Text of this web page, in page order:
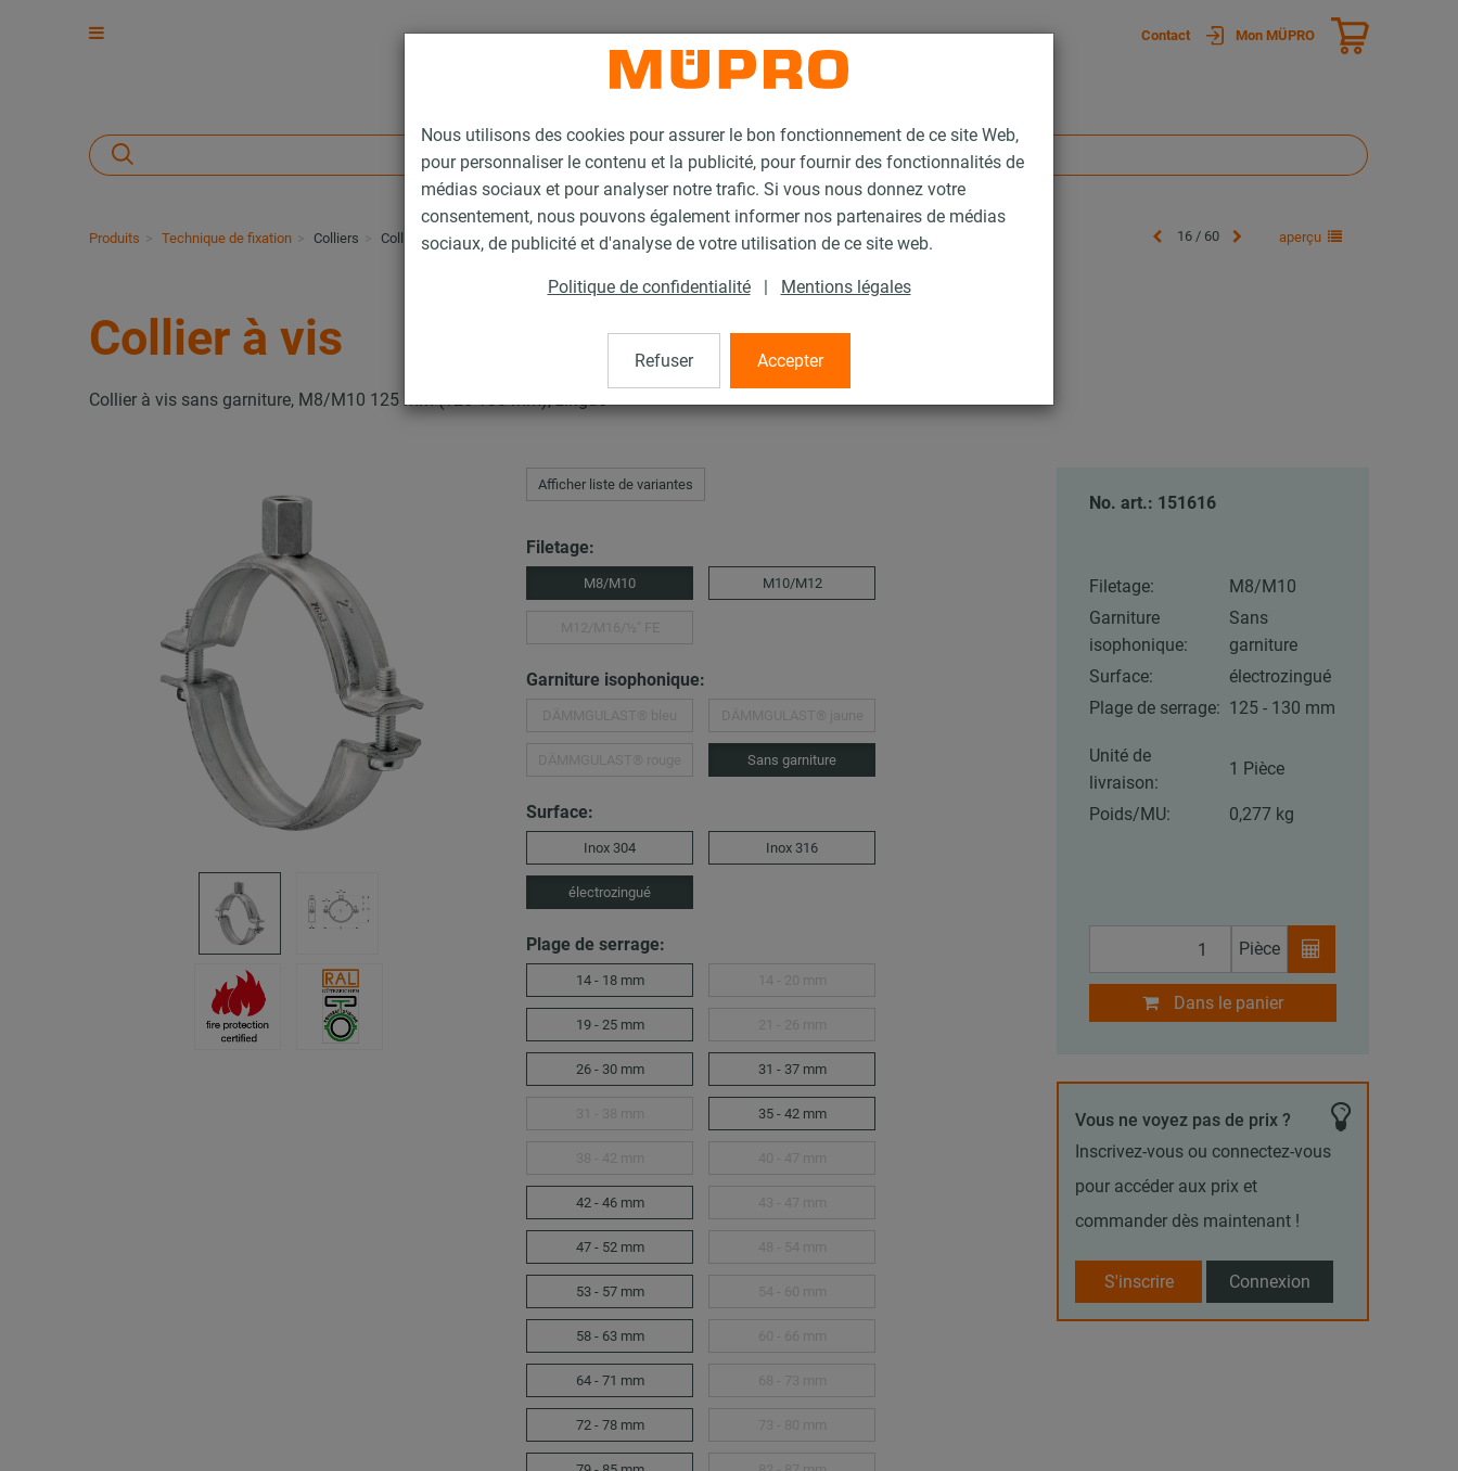
Nous utilisons des cookies pour assurer le bon fonctionnement de ce site Web,
pour personnaliser le contenu et la publicité, pour fournir des fonctionnalités de
médias sociaux et pour analyser notre trafic. Si vous nous donnez votre
consentement, nous pouvons également informer nos partenaires de médias
sociaux, de publicité et d'analyse de votre utilisation de ce site web.
Politique de confidentialité | Mentions légales
Refuser Accepter
Contact Mon MÜPRO
Produits Technique de fixation Colliers Collier à vis 16 / 60 aperçu
Collier à vis
Collier à vis sans garniture, M8/M10 125 mm (125-130 mm), zingué
Afficher liste de variantes
Filetage:
M8/M10 M10/M12
Garniture isophonique:
Sans garniture
Surface:
Inox 304 Inox 316
électrozingué
Plage de serrage:
14 - 18 mm
19 - 25 mm
26 - 30 mm 31 - 37 mm
35 - 42 mm
42 - 46 mm
47 - 52 mm
53 - 57 mm
58 - 63 mm
64 - 71 mm
72 - 78 mm
No. art.: 151616
Filetage:
M8/M10
Garniture
isophonique:
Sans
garniture
Surface:
électrozingué
Plage de serrage: 125 - 130 mm
Unité de
livraison:
1 Pièce
Poids/MU: 0,277 kg
Pièce
Dans le panier
Vous ne voyez pas de prix ?
Inscrivez-vous ou connectez-vous
pour accéder aux prix et
commander dès maintenant !
S'inscrire Connexion